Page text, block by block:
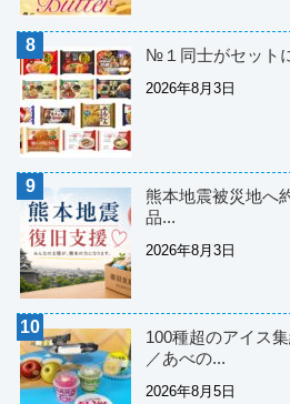
№１同士がセット
2026年8月3日
熊本地震被災地へ
品...
2026年8月3日
100種超のアイス
／あべの...
2026年8月5日